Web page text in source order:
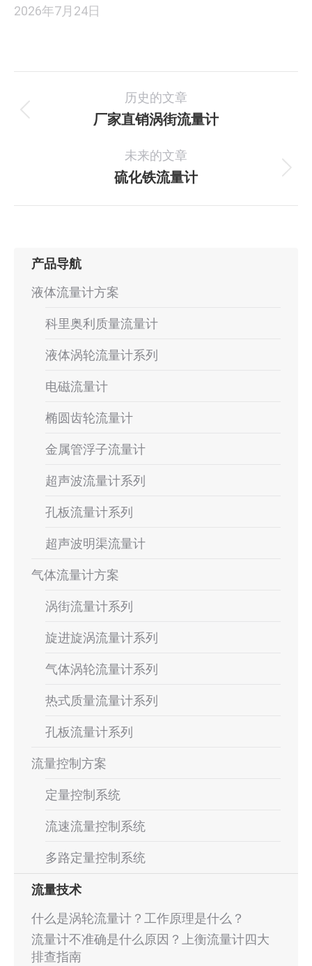
2026年7月24日
目
历史的文章
上
个
项
厂家直销涡街流量计
未来的文章
下
硫化铁流量计
产品导航
液体流量计方案
科里奥利质量流量计
液体涡轮流量计系列
电磁流量计
椭圆齿轮流量计
金属管浮子流量计
超声波流量计系列
孔板流量计系列
超声波明渠流量计
气体流量计方案
涡街流量计系列
旋进旋涡流量计系列
气体涡轮流量计系列
热式质量流量计系列
孔板流量计系列
流量控制方案
定量控制系统
流速流量控制系统
多路定量控制系统
流量技术
什么是涡轮流量计？工作原理是什么？
流量计不准确是什么原因？上衡流量计四大
排查指南